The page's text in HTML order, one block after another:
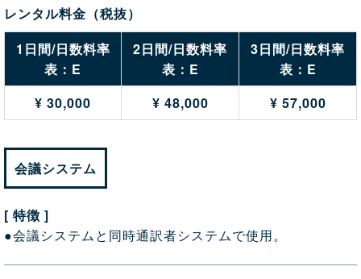
レンタル料金（税抜）
1日間/日数料率
表：E
2日間/日数料率
表：E
3日間/日数料率
表：E
¥ 30,000
¥ 48,000 ¥ 57,000
会議システム
[ 特徴 ]
●会議システムと同時通訳者システムで使用。